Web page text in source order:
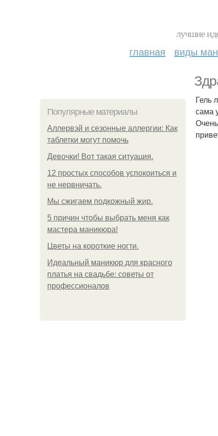
лучшие
главная виды
Популярные материалы
Аллервэй и сезонные аллергии: Как
таблетки могут помочь
Девочки! Вот такая ситуация.
12 простых способов успокоиться и
не нервничать.
Мы сжигаем подкожный жир.
5 причин чтобы выбрать меня как
мастера маникюра!
Цветы на короткие ногти.
Идеальный маникюр для красного
платья на свадьбе: советы от
профессионалов
Гель
сама